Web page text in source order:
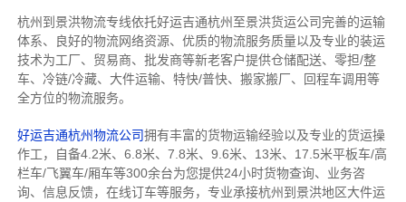
杭州到景洪物流专线依托好运吉通杭州至景洪货运公司完善的运输
体系、良好的物流网络资源、优质的物流服务质量以及专业的装运
技术为工厂、贸易商、批发商等新老客户提供仓储配送、零担/整
车、冷链/冷藏、大件运输、特快/普快、搬家搬厂、回程车调用等
全方位的物流服务。
好运吉通杭州物流公司拥有丰富的货物运输经验以及专业的货运操
作工，自备4.2米、6.8米、7.8米、9.6米、13米、17.5米平板车/高
栏车/飞翼车/厢车等300余台为您提供24小时货物查询、业务咨
询、信息反馈，在线订车等服务， 专业承接杭州到景洪地区大件运